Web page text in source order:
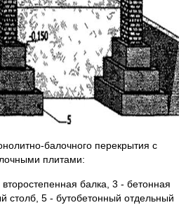
балочного перекрытия с
плитами:
балка, 3 - бетонная
столб, 5 - бутобетонный отдельный